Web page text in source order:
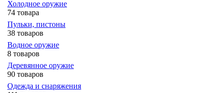
Холодное оружие
74 товара
Пульки, пистоны
38 товаров
Водное оружие
8 товаров
Деревянное оружие
90 товаров
Одежда и снаряжения